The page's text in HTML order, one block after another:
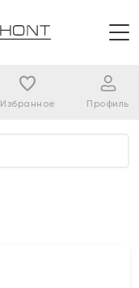
Избранное Профиль